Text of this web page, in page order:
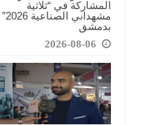
المشاركة في “ثلاثية
مشهداني الصناعية 2026”
بدمشق
2026-08-06